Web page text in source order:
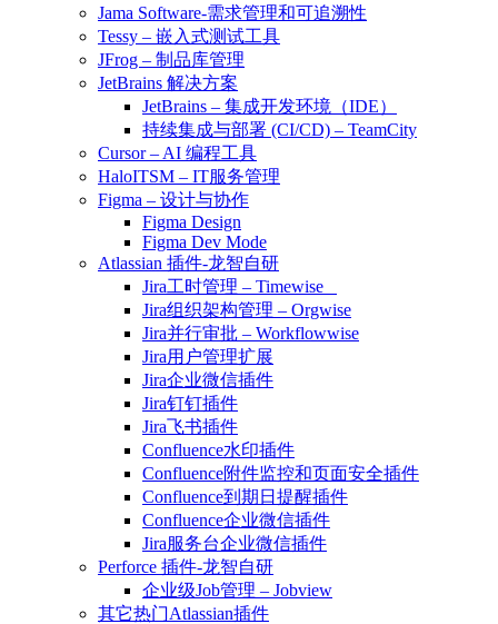
Jama Software-需求管理和可追溯性
Tessy – 嵌入式测试工具
JFrog – 制品库管理
JetBrains 解决方案
JetBrains – 集成开发环境（IDE）
持续集成与部署 (CI/CD) – TeamCity
Cursor – AI 编程工具
HaloITSM – IT服务管理
Figma – 设计与协作
Figma Design
Figma Dev Mode
Atlassian 插件-龙智自研
Jira工时管理 – Timewise
Jira组织架构管理 – Orgwise
Jira并行审批 – Workflowwise
Jira用户管理扩展
Jira企业微信插件
Jira钉钉插件
Jira飞书插件
Confluence水印插件
Confluence附件监控和页面安全插件
Confluence到期日提醒插件
Confluence企业微信插件
Jira服务台企业微信插件
Perforce 插件-龙智自研
企业级Job管理 – Jobview
其它热门Atlassian插件